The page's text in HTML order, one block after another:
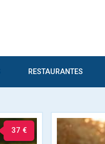
RESTAURANTES
37 €